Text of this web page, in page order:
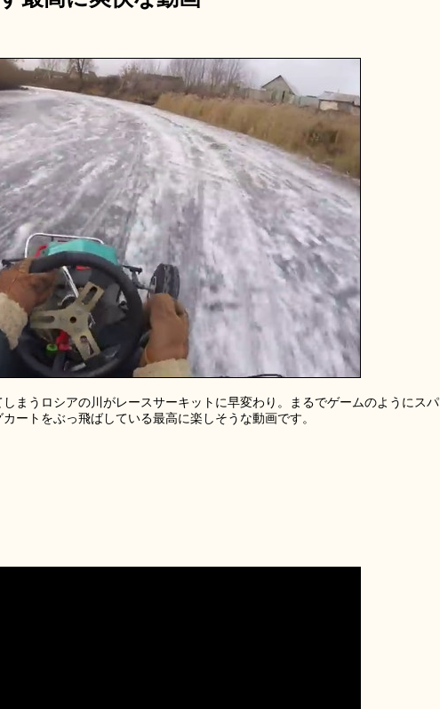
まうロシアの川がレースサーキットに早変わり。まるでゲームのようにスパ
ートをぶっ飛ばしている最高に楽しそうな動画です。